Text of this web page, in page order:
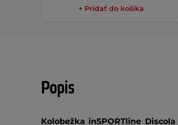
+ Pridať do košíka
Popis
Kolobežka inSPORTline Discola